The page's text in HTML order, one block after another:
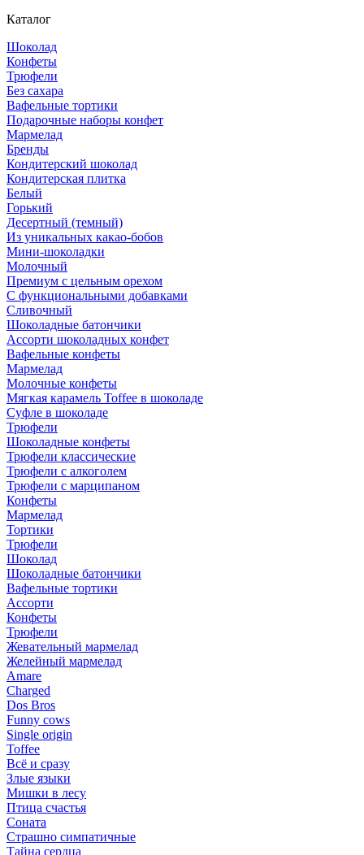
Каталог
Шоколад
Конфеты
Трюфели
Без сахара
Вафельные тортики
Подарочные наборы конфет
Мармелад
Бренды
Кондитерский шоколад
Кондитерская плитка
Белый
Горький
Десертный (темный)
Из уникальных какао-бобов
Мини-шоколадки
Молочный
Премиум с цельным орехом
С функциональными добавками
Сливочный
Шоколадные батончики
Ассорти шоколадных конфет
Вафельные конфеты
Мармелад
Молочные конфеты
Мягкая карамель Toffee в шоколаде
Суфле в шоколаде
Трюфели
Шоколадные конфеты
Трюфели классические
Трюфели с алкоголем
Трюфели с марципаном
Конфеты
Мармелад
Тортики
Трюфели
Шоколад
Шоколадные батончики
Вафельные тортики
Ассорти
Конфеты
Трюфели
Жевательный мармелад
Желейный мармелад
Amare
Charged
Dos Bros
Funny cows
Single origin
Toffee
Всё и сразу
Злые языки
Мишки в лесу
Птица счастья
Соната
Страшно симпатичные
Тайна сердца